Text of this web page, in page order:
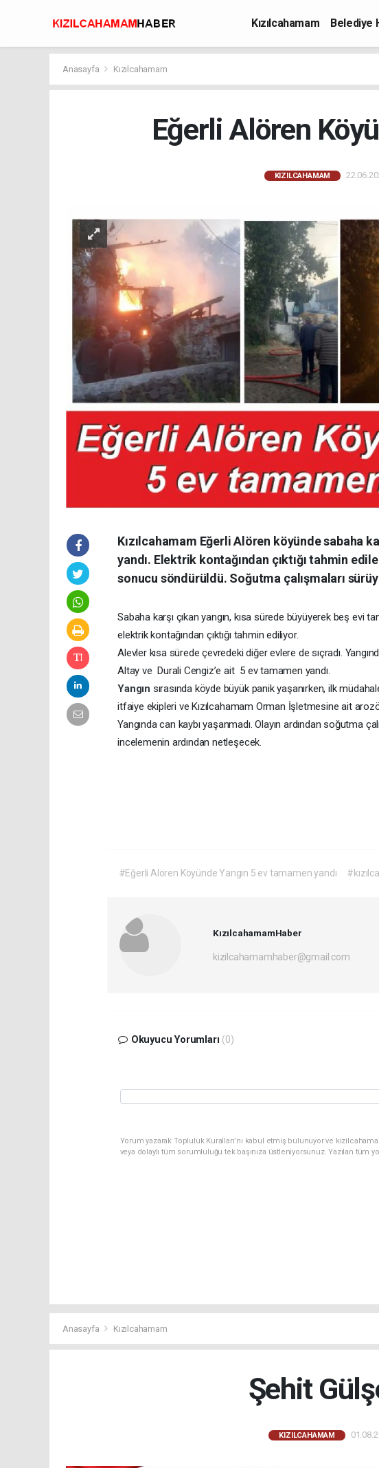
Kızılcahamam Belediye
Anasayfa Kızılcahamam
Eğerli Alören
KIZILCAHAMAM
Kızılcahamam Eğerli Alören köyünde sabaha
yandı. Elektrik kontağından çıktığı tahmin
sonucu söndürüldü. Soğutma çalışmaları
Sabaha karşı çıkan yangın, kısa sürede büyüyerek beş evi
elektrik kontağından çıktığı tahmin ediliyor.
Alevler kısa sürede çevredeki diğer evlere de sıçradı.
Altay ve Durali Cengiz’e ait 5 ev tamamen yandı.
Yangın sırasında köyde büyük panik yaşanırken, ilk
itfaiye ekipleri ve Kızılcahamam Orman İşletmesine ait
Yangında can kaybı yaşanmadı. Olayın ardından soğutma
incelemenin ardından netleşecek.
#Eğerli Alören Köyünde Yangın 5 ev tamamen yandı
KızılcahamamHaber
kizilcahamamhaber@gmail.com
Okuyucu Yorumları (0)
Yorum yazarak Topluluk Kuralları’nı kabul etmiş bulunuyor ve
veya dolaylı tüm sorumluluğu tek başınıza üstleniyorsunuz. Yazılan
Anasayfa Kızılcahamam
Şehit
KIZILCAHAMAM